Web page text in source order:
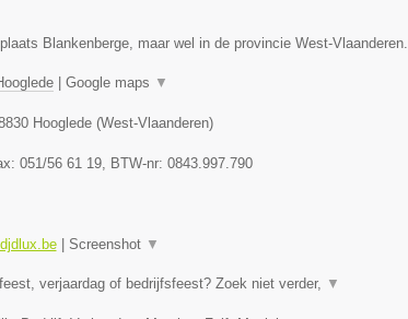
Blankenberge, maar wel in de provincie West-Vlaanderen.
| Google maps ▼
Hooglede(West-Vlaanderen)
051/56 61 19, BTW-nr: 0843.997.790
| Screenshot ▼
verjaardag of bedrijfsfeest? Zoek niet verder, ▼